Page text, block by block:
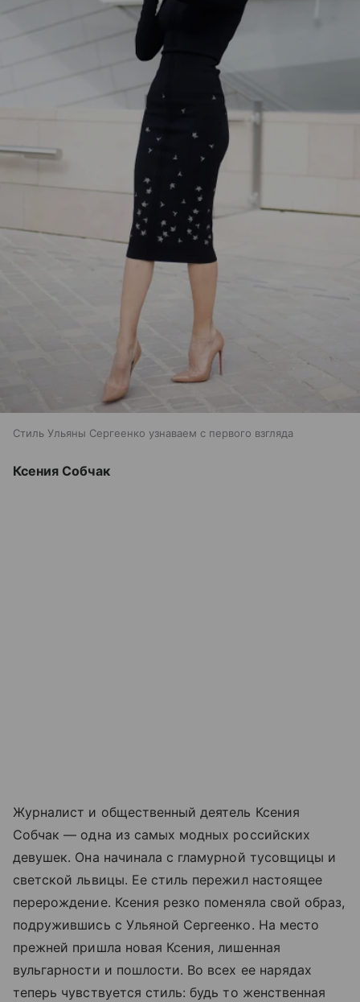
Стиль Ульяны Сергеенко узнаваем с первого взгляда
Ксения Собчак
Журналист и общественный деятель Ксения
Собчак — одна из самых модных российских
девушек. Она начинала с гламурной тусовщицы и
светской львицы. Ее стиль пережил настоящее
перерождение. Ксения резко поменяла свой образ,
подружившись с Ульяной Сергеенко. На место
прежней пришла новая Ксения, лишенная
вульгарности и пошлости. Во всех ее нарядах
теперь чувствуется стиль: будь то женственная